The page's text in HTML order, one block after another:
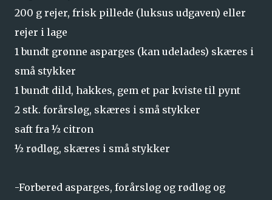
200 g rejer, frisk pillede (luksus udgaven) eller
rejer i lage
1 bundt grønne asparges (kan udelades) skæres i
små stykker
1 bundt dild, hakkes, gem et par kviste til pynt
2 stk. forårsløg, skæres i små stykker
saft fra ½ citron
½ rødløg, skæres i små stykker
-Forbered asparges, forårsløg og rødløg og